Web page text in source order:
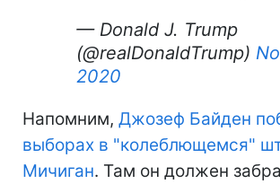
— Donald J. Trump
(@realDonaldTrump)
2020
Напомним, Джозеф Байден
выборах в "колеблющемся"
Мичиган. Там он должен